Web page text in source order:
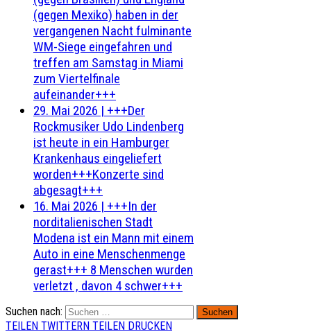
(gegen Mexiko) haben in der
vergangenen Nacht fulminante
WM-Siege eingefahren und
treffen am Samstag in Miami
zum Viertelfinale
aufeinander+++
29. Mai 2026 | +++Der
Rockmusiker Udo Lindenberg
ist heute in ein Hamburger
Krankenhaus eingeliefert
worden+++Konzerte sind
abgesagt+++
16. Mai 2026 | +++In der
norditalienischen Stadt
Modena ist ein Mann mit einem
Auto in eine Menschenmenge
gerast+++ 8 Menschen wurden
verletzt , davon 4 schwer+++
Suchen nach:
TEILEN TWITTERN TEILEN DRUCKEN